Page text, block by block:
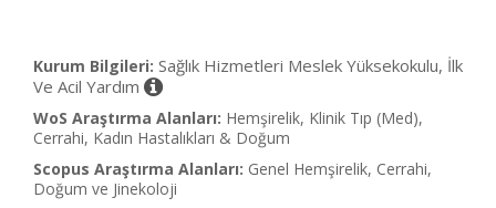
Kurum Bilgileri: Sağlık Hizmetleri Meslek Yüksekokulu, İlk
Ve Acil Yardım
WoS Araştırma Alanları: Hemşirelik, Klinik Tıp (Med),
Cerrahi, Kadın Hastalıkları & Doğum
Scopus Araştırma Alanları: Genel Hemşirelik, Cerrahi,
Doğum ve Jinekoloji